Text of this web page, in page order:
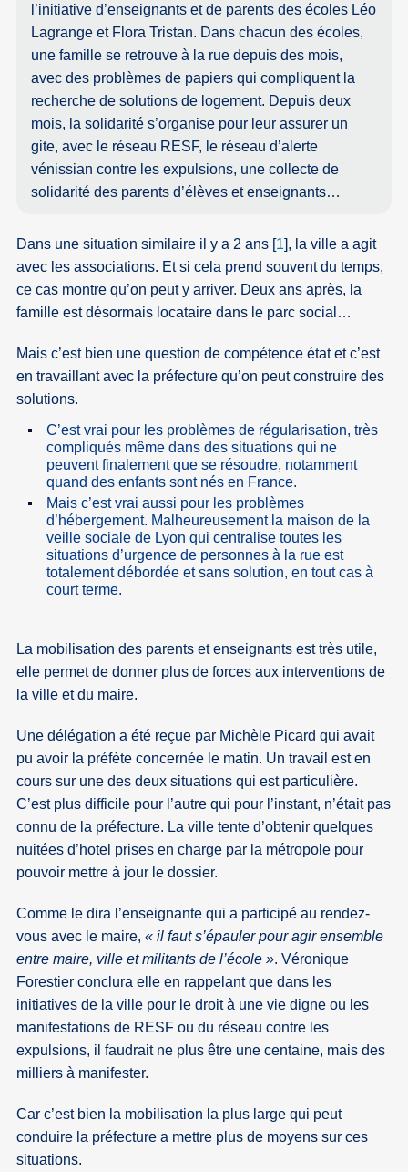
l’initiative d’enseignants et de parents des écoles Léo
Lagrange et Flora Tristan. Dans chacun des écoles,
une famille se retrouve à la rue depuis des mois,
avec des problèmes de papiers qui compliquent la
recherche de solutions de logement. Depuis deux
mois, la solidarité s’organise pour leur assurer un
gite, avec le réseau RESF, le réseau d’alerte
vénissian contre les expulsions, une collecte de
solidarité des parents d’élèves et enseignants…
Dans une situation similaire il y a 2 ans [1], la ville a agit
avec les associations. Et si cela prend souvent du temps,
ce cas montre qu’on peut y arriver. Deux ans après, la
famille est désormais locataire dans le parc social…
Mais c’est bien une question de compétence état et c’est
en travaillant avec la préfecture qu’on peut construire des
solutions.
C’est vrai pour les problèmes de régularisation, très
compliqués même dans des situations qui ne
peuvent finalement que se résoudre, notamment
quand des enfants sont nés en France.
Mais c’est vrai aussi pour les problèmes
d’hébergement. Malheureusement la maison de la
veille sociale de Lyon qui centralise toutes les
situations d’urgence de personnes à la rue est
totalement débordée et sans solution, en tout cas à
court terme.
La mobilisation des parents et enseignants est très utile,
elle permet de donner plus de forces aux interventions de
la ville et du maire.
Une délégation a été reçue par Michèle Picard qui avait
pu avoir la préfète concernée le matin. Un travail est en
cours sur une des deux situations qui est particulière.
C’est plus difficile pour l’autre qui pour l’instant, n’était pas
connu de la préfecture. La ville tente d’obtenir quelques
nuitées d’hotel prises en charge par la métropole pour
pouvoir mettre à jour le dossier.
Comme le dira l’enseignante qui a participé au rendez-
vous avec le maire,« il faut s’épauler pour agir ensemble
entre maire, ville et militants de l’école ». Véronique
Forestier conclura elle en rappelant que dans les
initiatives de la ville pour le droit à une vie digne ou les
manifestations de RESF ou du réseau contre les
expulsions, il faudrait ne plus être une centaine, mais des
milliers à manifester.
Car c’est bien la mobilisation la plus large qui peut
conduire la préfecture a mettre plus de moyens sur ces
situations.